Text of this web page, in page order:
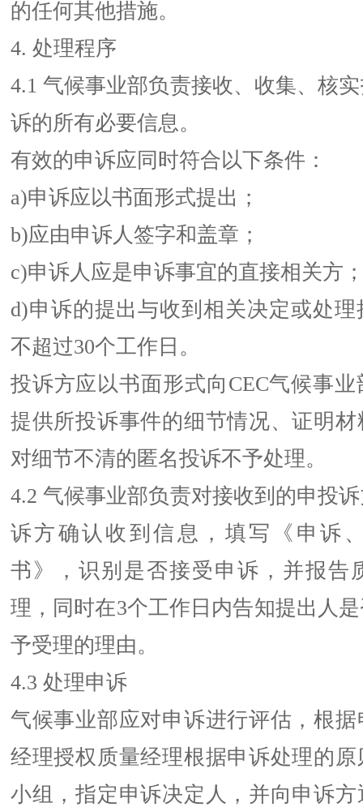
的任何其他措施。
4. 处理程序
4.1 气候事业部负责接收、收集、核
诉的所有必要信息。
有效的申诉应同时符合以下条件：
a)申诉应以书面形式提出；
b)应由申诉人签字和盖章；
c)申诉人应是申诉事宜的直接相关方
d)申诉的提出与收到相关决定或处
不超过30个工作日。
投诉方应以书面形式向CEC气候事
提供所投诉事件的细节情况、证明
对细节不清的匿名投诉不予处理。
4.2 气候事业部负责对接收到的申投
诉方确认收到信息，填写《申诉
书》，识别是否接受申诉，并报告
理，同时在3个工作日内告知提出人
予受理的理由。
4.3 处理申诉
气候事业部应对申诉进行评估，根
经理授权质量经理根据申诉处理的
小组，指定申诉决定人，并向申诉